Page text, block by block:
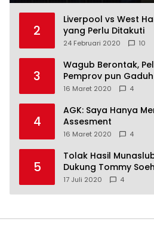
2
Liverpool vs West
yang Perlu Ditakuti
24 Februari 2020 10
3
Wagub Berontak,
Pemprov pun Gaduh
16 Maret 2020 4
4
AGK: Saya Hanya
Assesment
16 Maret 2020 4
5
Tolak Hasil
Dukung Tommy
17 Juli 2020 4